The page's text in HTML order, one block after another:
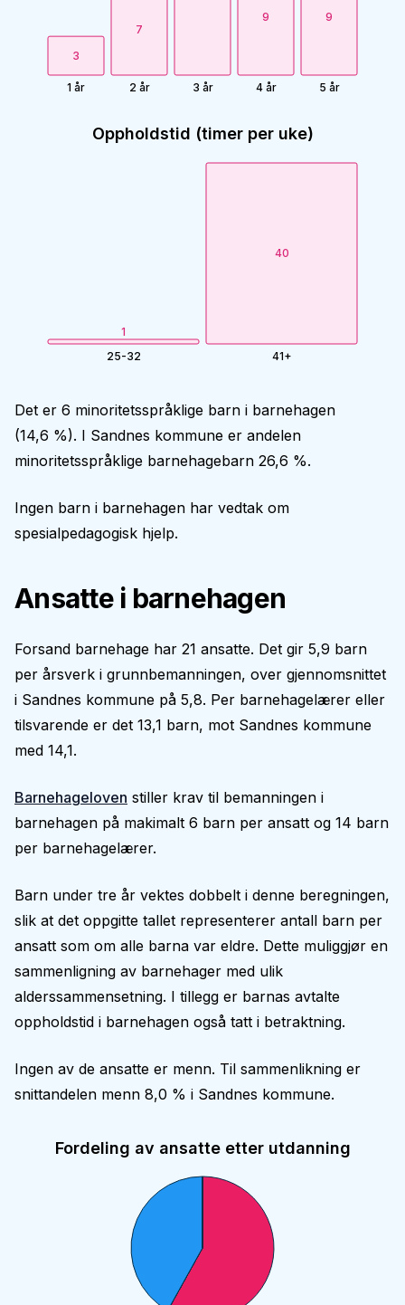
3
1 år
7
2 år 3 år
9
4 år
9
5 år
Oppholdstid (timer per uke)
1
25-32
40
41+
Det er 6 minoritetsspråklige barn i barnehagen
(14,6 %). I Sandnes kommune er andelen
minoritetsspråklige barnehagebarn 26,6 %.
Ingen barn i barnehagen har vedtak om
spesialpedagogisk hjelp.
Ansatte i barnehagen
Forsand barnehage har 21 ansatte. Det gir 5,9 barn
per årsverk i grunnbemanningen, over gjennomsnittet
i Sandnes kommune på 5,8. Per barnehagelærer eller
tilsvarende er det 13,1 barn, mot Sandnes kommune
med 14,1.
Barnehageloven stiller krav til bemanningen i
barnehagen på makimalt 6 barn per ansatt og 14 barn
per barnehagelærer.
Barn under tre år vektes dobbelt i denne beregningen,
slik at det oppgitte tallet representerer antall barn per
ansatt som om alle barna var eldre. Dette muliggjør en
sammenligning av barnehager med ulik
alderssammensetning. I tillegg er barnas avtalte
oppholdstid i barnehagen også tatt i betraktning.
Ingen av de ansatte er menn. Til sammenlikning er
snittandelen menn 8,0 % i Sandnes kommune.
Fordeling av ansatte etter utdanning